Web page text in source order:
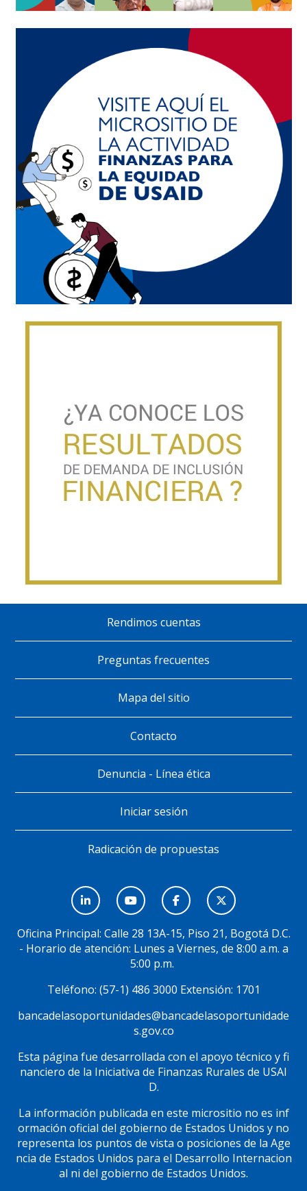
página
Rendimos cuentas
Preguntas frecuentes
Mapa del sitio
Contacto
Denuncia - Línea ética
Iniciar sesión
Radicación de propuestas
Social
Oficina Principal: Calle 28 13A-15, Piso 21, Bogotá D.C.
- Horario de atención: Lunes a Viernes, de 8:00 a.m. a
5:00 p.m.
Teléfono: (57-1) 486 3000 Extensión: 1701
bancadelasoportunidades@bancadelasoportunidade
s.gov.co
Esta página fue desarrollada con el apoyo técnico y fi
nanciero de la Iniciativa de Finanzas Rurales de USAI
D.
La información publicada en este micrositio no es inf
ormación oficial del gobierno de Estados Unidos y no
representa los puntos de vista o posiciones de la Age
ncia de Estados Unidos para el Desarrollo Internacion
al ni del gobierno de Estados Unidos.